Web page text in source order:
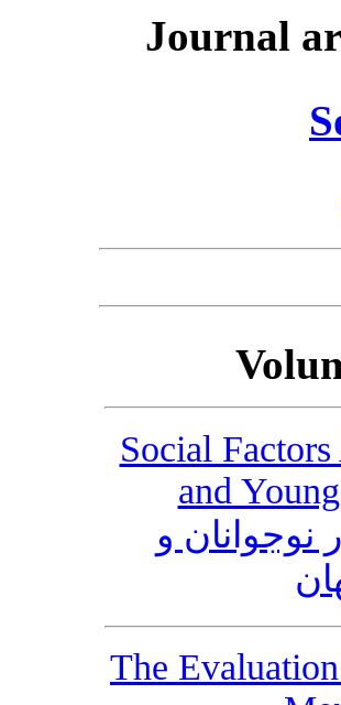
Journal
Social
and
و
The